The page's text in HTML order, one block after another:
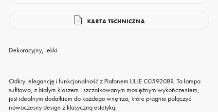
KARTA TECHNICZNA
Dekoracyjny, lekki
Odkryj elegancję i funkcjonalność z Plafonem LILLE C05920BR. Ta lampa
sufitowa, z białym kloszem i szczotkowanym mosiężnym wykończeniem,
jest idealnym dodatkiem do każdego wnętrza, które pragnie połączyć
nowoczesny design z klasyczną estetyką.